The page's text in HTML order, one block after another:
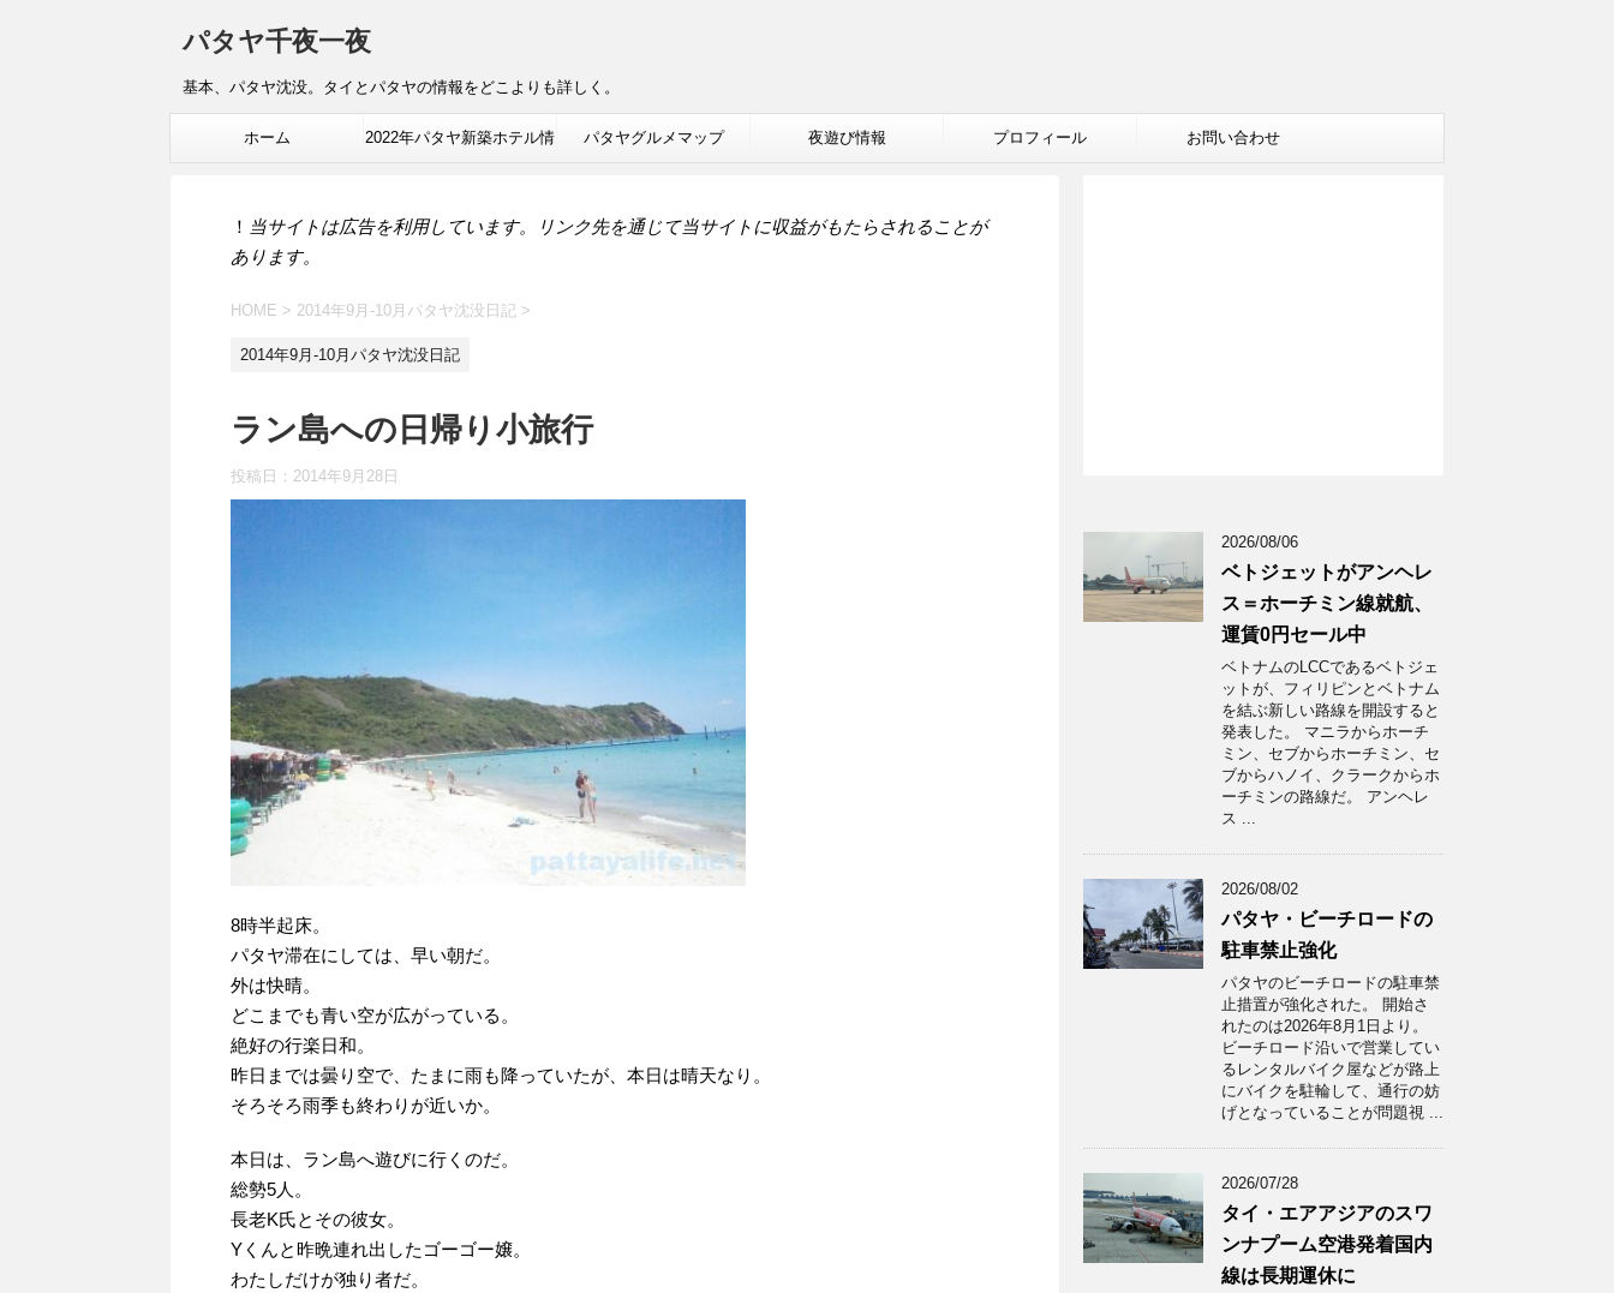
パタヤ千夜一夜
基本、パタヤ沈没。タイとパタヤの情報をどこよりも詳しく。
ホーム 2022年パタヤ新築ホテル情 パタヤグルメマップ 夜遊び情報 プロフィール お問い合わせ
！ 当サイトは広告を利用しています。リンク先を通じて当サイトに収益がもたらされることが
あります。
HOME > 2014年9月-10月パタヤ沈没日記 >
2014年9月-10月パタヤ沈没日記
ラン島への日帰り小旅行
投稿日： 2014年9月28日
8時半起床。
パタヤ滞在にしては、早い朝だ。
外は快晴。
どこまでも青い空が広がっている。
絶好の行楽日和。
昨日までは曇り空で、たまに雨も降っていたが、本日は晴天なり。
そろそろ雨季も終わりが近いか。
本日は、ラン島へ遊びに行くのだ。
総勢5人。
長老K氏とその彼女。
Yくんと昨晩連れ出したゴーゴー嬢。
わたしだけが独り者だ。
2026/08/06
ベトジェットがアンヘレ
ス＝ホーチミン線就航、
運賃0円セール中
ベトナムのLCCであるベトジェ
ットが、フィリピンとベトナム
を結ぶ新しい路線を開設すると
発表した。 マニラからホーチ
ミン、セブからホーチミン、セ
ブからハノイ、クラークからホ
ーチミンの路線だ。 アンヘレ
ス ...
2026/08/02
パタヤ・ビーチロードの
駐車禁止強化
パタヤのビーチロードの駐車禁
止措置が強化された。 開始さ
れたのは2026年8月1日より。
ビーチロード沿いで営業してい
るレンタルバイク屋などが路上
にバイクを駐輪して、通行の妨
げとなっていることが問題視 ...
2026/07/28
タイ・エアアジアのスワ
ンナプーム空港発着国内
線は長期運休に